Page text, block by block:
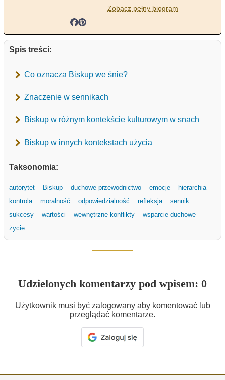
Zobacz pełny biogram
Spis treści:
Co oznacza Biskup we śnie?
Znaczenie w sennikach
Biskup w różnym kontekście kulturowym w snach
Biskup w innych kontekstach użycia
Taksonomia:
autorytet Biskup duchowe przewodnictwo emocje
hierarchia
kontrola
moralność odpowiedzialność refleksja
sennik
sukcesy
wartości wewnętrzne konflikty
wsparcie duchowe
życie
Udzielonych komentarzy pod wpisem: 0
Użytkownik musi być zalogowany aby komentować lub
przeglądać komentarze.